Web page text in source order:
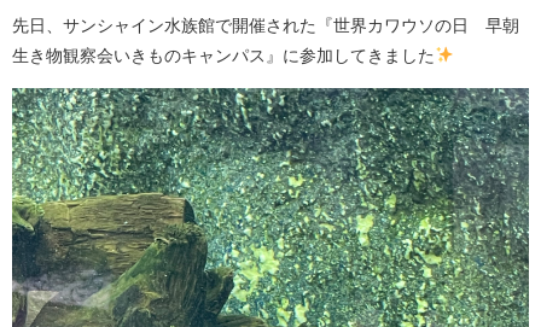
先日、サンシャイン水族館で開催された『世界カワウソの日 早朝
生き物観察会いきものキャンパス』に参加してきました